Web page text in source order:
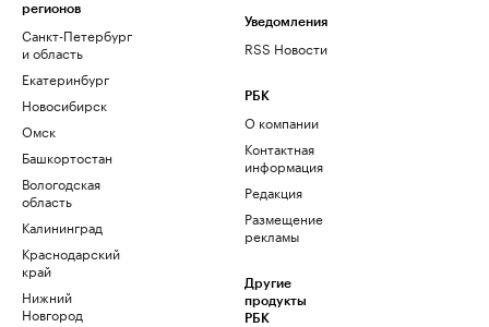
регионов
Санкт-Петербург
и область
Екатеринбург
Новосибирск
Омск
Башкортостан
Вологодская
область
Калининград
Краснодарский
край
Нижний
Новгород
Уведомления
RSS Новости
РБК
О компании
Контактная
информация
Редакция
Размещение
рекламы
Другие
продукты
РБК